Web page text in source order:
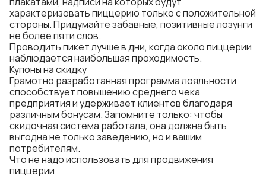
характеризовать пиццерию только с положительной
стороны. Придумайте забавные, позитивные лозунги
не более пяти слов.
Проводить пикет лучше в дни, когда около пиццерии
наблюдается наибольшая проходимость.
Купоны на скидку
Грамотно разработанная программа лояльности
способствует повышению среднего чека
предприятия и удерживает клиентов благодаря
различным бонусам. Запомните только: чтобы
скидочная система работала, она должна быть
выгодна не только заведению, но и вашим
потребителям.
Что не надо использовать для продвижения
пиццерии